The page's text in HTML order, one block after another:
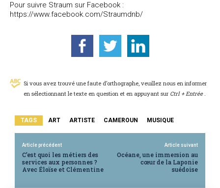
Pour suivre Straum sur Facebook :
https://www.facebook.com/Straumdnb/
Si vous avez trouvé une faute d’orthographe, veuillez nous en informer
en sélectionnant le texte en question et en appuyant sur Ctrl + Entrée.
TAGS ART ARTISTE CAMEROUN MUSIQUE
Article précédent
C’est quoi les métiers des
services aux personnes ?
Avec Éloïse et Clémentine
Article suivant
Océane, une immersion au
cœur de la Laponie
suédoise